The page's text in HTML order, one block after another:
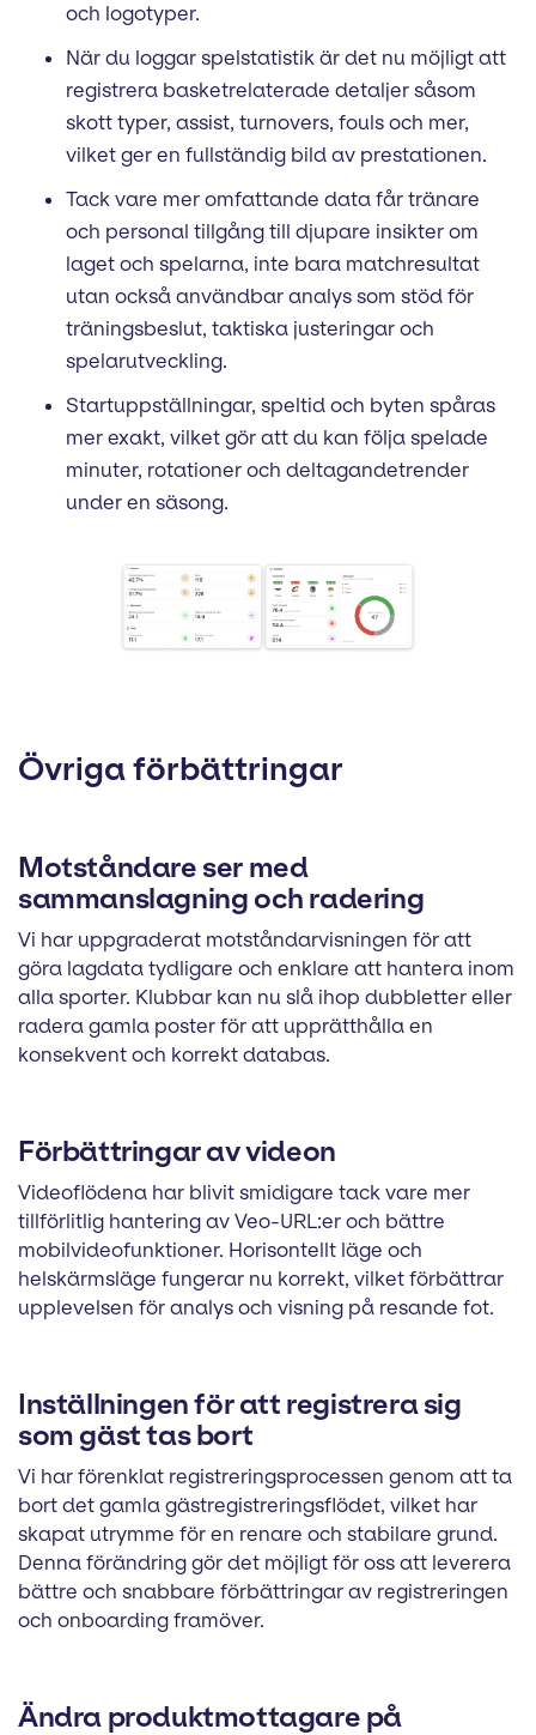
och logotyper.
När du loggar spelstatistik är det nu möjligt att
registrera basketrelaterade detaljer såsom
skott typer, assist, turnovers, fouls och mer,
vilket ger en fullständig bild av prestationen.
Tack vare mer omfattande data får tränare
och personal tillgång till djupare insikter om
laget och spelarna, inte bara matchresultat
utan också användbar analys som stöd för
träningsbeslut, taktiska justeringar och
spelarutveckling.
Startuppställningar, speltid och byten spåras
mer exakt, vilket gör att du kan följa spelade
minuter, rotationer och deltagandetrender
under en säsong.
Övriga förbättringar
Motståndare ser med
sammanslagning och radering
Vi har uppgraderat motståndarvisningen för att
göra lagdata tydligare och enklare att hantera inom
alla sporter. Klubbar kan nu slå ihop dubbletter eller
radera gamla poster för att upprätthålla en
konsekvent och korrekt databas.
Förbättringar av videon
Videoflödena har blivit smidigare tack vare mer
tillförlitlig hantering av Veo-URL:er och bättre
mobilvideofunktioner. Horisontellt läge och
helskärmsläge fungerar nu korrekt, vilket förbättrar
upplevelsen för analys och visning på resande fot.
Inställningen för att registrera sig
som gäst tas bort
Vi har förenklat registreringsprocessen genom att ta
bort det gamla gästregistreringsflödet, vilket har
skapat utrymme för en renare och stabilare grund.
Denna förändring gör det möjligt för oss att leverera
bättre och snabbare förbättringar av registreringen
och onboarding framöver.
Ändra produktmottagare på